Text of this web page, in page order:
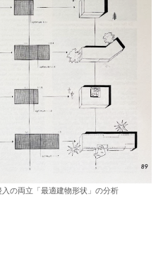
の両立「最適建物形状」の分析